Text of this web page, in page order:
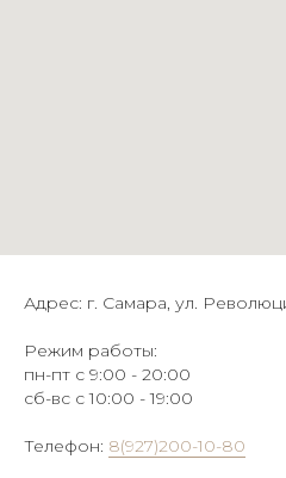
Адрес: г. Самара, ул.
Режим работы:
пн-пт с 9:00 - 20:00
сб-вс с 10:00 - 19:00
Телефон: 8(927)200-10-80